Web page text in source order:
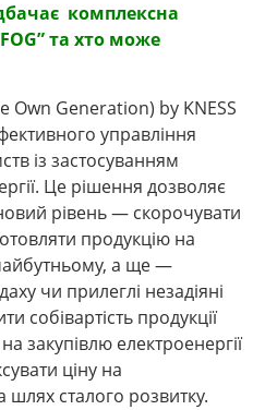
комплексна
та хто може
Own Generation) by KNESS
управління
із застосуванням
Це рішення дозволяє
рівень — скорочувати
продукцію на
а ще —
чи прилеглі незадіяні
собівартість продукції
закупівлю електроенергії
ціну на
шлях сталого розвитку.